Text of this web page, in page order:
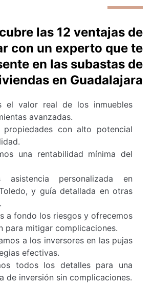
las 12 ventajas de
con un experto que te
en las subastas de
en Guadalajara
el valor real de los inmuebles
avanzadas.
propiedades con alto potencial
una rentabilidad mínima del
asistencia personalizada en
y guía detallada en otras
a fondo los riesgos y ofrecemos
para mitigar complicaciones.
a los inversores en las pujas
efectivas.
todos los detalles para una
de inversión sin complicaciones.